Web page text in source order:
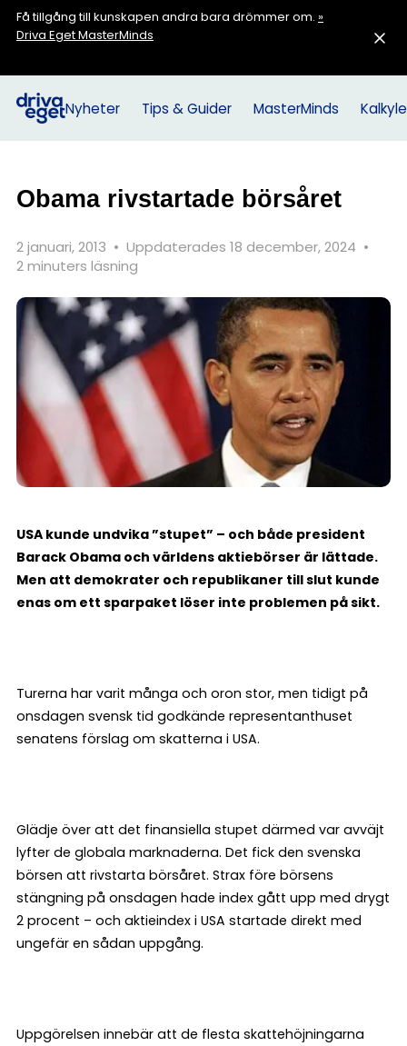
Få tillgång till kunskapen andra bara drömmer om. »
Driva Eget MasterMinds
Nyheter Tips & Guider MasterMinds
Obama rivstartade börsåret
2 januari, 2013 • Uppdaterades 18 december, 2024 •
2 minuters läsning
USA kunde undvika ”stupet” – och både president
Barack Obama och världens aktiebörser är lättade.
Men att demokrater och republikaner till slut kunde
enas om ett sparpaket löser inte problemen på sikt.
Turerna har varit många och oron stor, men tidigt på
onsdagen svensk tid godkände representanthuset
senatens förslag om skatterna i USA.
Glädje över att det finansiella stupet därmed var avväjt
lyfter de globala marknaderna. Det fick den svenska
börsen att rivstarta börsåret. Strax före börsens
stängning på onsdagen hade index gått upp med drygt
2 procent – och aktieindex i USA startade direkt med
ungefär en sådan uppgång.
Uppgörelsen innebär att de flesta skattehöjningarna